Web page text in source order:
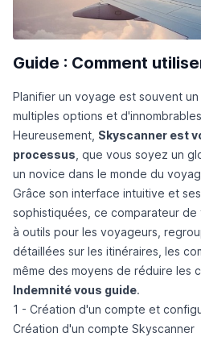
Guide : Comment
Planifier un voyage est souvent
multiples options et
Heureusement, Skyscanner est
processus , que vous soyez un
un novice dans le monde du
Grâce son interface intuitive et
sophistiquées, ce comparateur
à outils pour les voyageurs,
détaillées sur les itinéraires, les
même des moyens de réduire les
Indemnitévous guide.
1 - Création d'un compte et
Création d'un compte Skyscanner